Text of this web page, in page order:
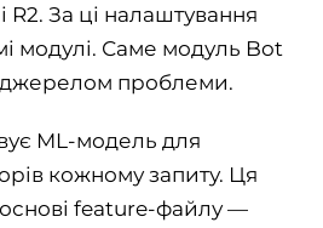
За ці налаштування
модулі. Саме модуль Bot
джерелом проблеми.
ML-модель для
кожному запиту. Ця
feature-файлу —